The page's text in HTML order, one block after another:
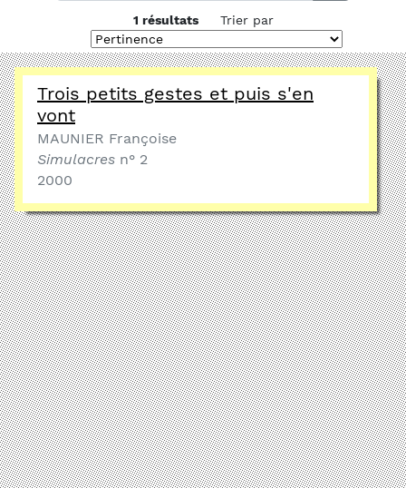
1 résultats Trier par
Trois petits gestes et puis s'en
vont
MAUNIER Françoise
Simulacres n° 2
2000